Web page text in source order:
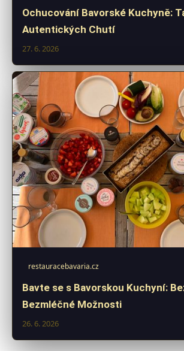
Ochucování Bavorské Kuchyně:
Autentických Chutí
27. 6. 2026
restauracebavaria.cz
Bavte se s Bavorskou Kuchyní:
Bezmléčné Možnosti
26. 6. 2026